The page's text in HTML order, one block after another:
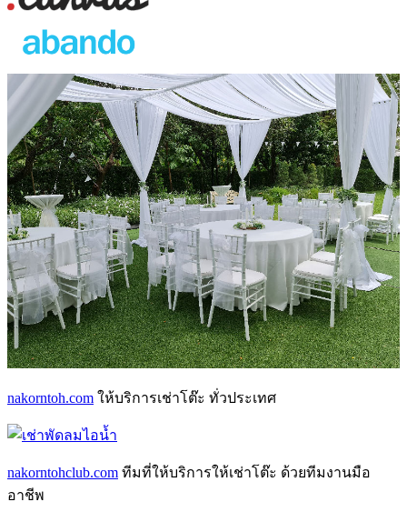
nakorntoh.com ให้บริการเช่าโต๊ะ ทั่วประเทศ
nakorntohclub.com ทีมที่ให้บริการให้เช่าโต๊ะ ด้วยทีมงานมือ
อาชีพ